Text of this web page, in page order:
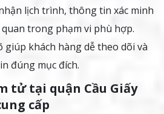
lịch trình, thông tin xác minh
trong phạm vi phù hợp.
giúp khách hàng dễ theo dõi và
đúng mục đích.
tử tại quận Cầu Giấy
cấp